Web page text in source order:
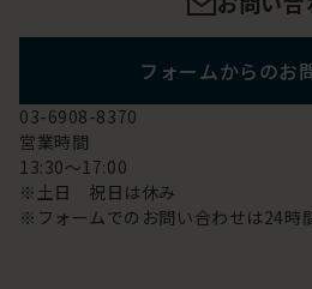
フォームからのお
03-6908-8370
営業時間
13:30～17:00
※土日 祝日は休み
※フォームでのお問い合わせは24時